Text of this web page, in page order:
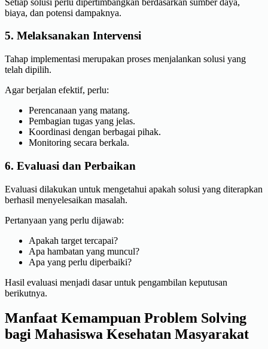
biaya, dan potensi dampaknya.
5. Melaksanakan Intervensi
Tahap implementasi merupakan proses menjalankan solusi yang
telah dipilih.
Agar berjalan efektif, perlu:
Perencanaan yang matang.
Pembagian tugas yang jelas.
Koordinasi dengan berbagai pihak.
Monitoring secara berkala.
6. Evaluasi dan Perbaikan
Evaluasi dilakukan untuk mengetahui apakah solusi yang diterapkan
berhasil menyelesaikan masalah.
Pertanyaan yang perlu dijawab:
Apakah target tercapai?
Apa hambatan yang muncul?
Apa yang perlu diperbaiki?
Hasil evaluasi menjadi dasar untuk pengambilan keputusan
berikutnya.
Manfaat Kemampuan Problem Solving
bagi Mahasiswa Kesehatan Masyarakat